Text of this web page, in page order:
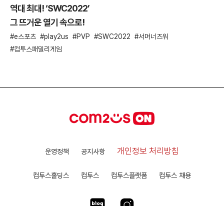
역대 최대! ‘SWC2022’
그 뜨거운 열기 속으로!
e스포츠 play2us PVP SWC2022
서머너즈워
컴투스패밀리게임
운영정책 공지사항 개인정보 처리방침
컴투스홀딩스 컴투스 컴투스플랫폼 컴투스 채용